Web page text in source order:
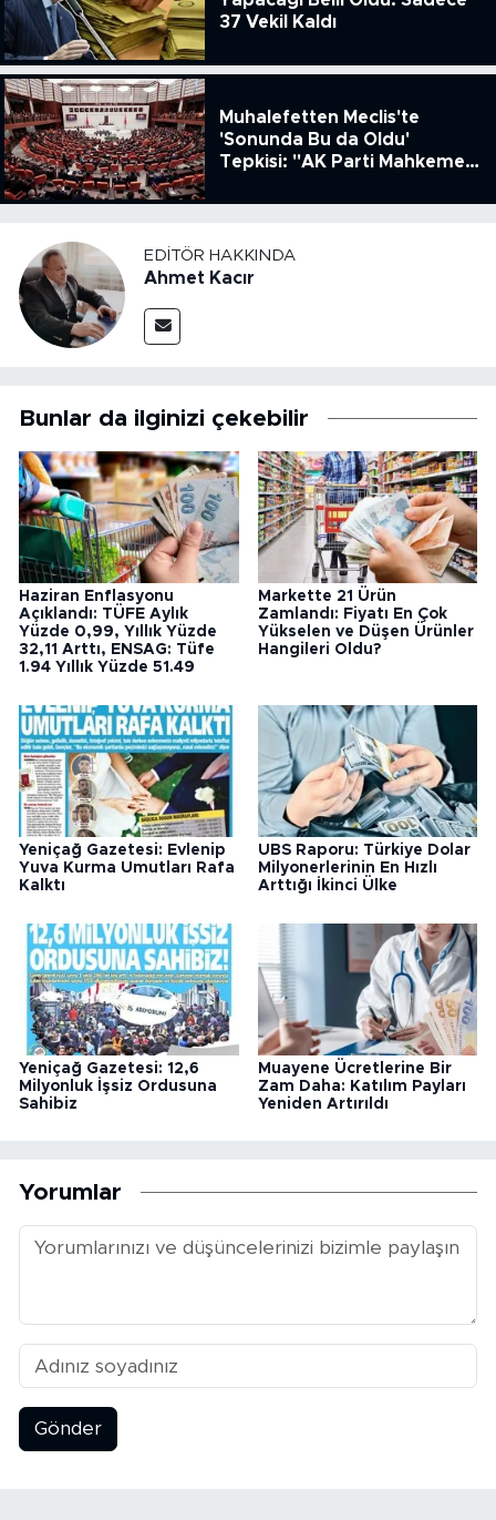
37 Vekil Kaldı
Muhalefetten Meclis'te
'Sonunda Bu da Oldu'
Tepkisi: "AK Parti Mahkeme
Kanun Çıkardı"
EDITÖR HAKKINDA
Ahmet Kacır
Bunlar da ilginizi çekebilir
Haziran Enflasyonu
Açıklandı: TÜFE Aylık
Yüzde 0,99, Yıllık Yüzde
32,11 Arttı, ENSAG: Tüfe
1.94 Yıllık Yüzde 51.49
Markette 21 Ürün
Zamlandı: Fiyatı En Çok
Yükselen ve Düşen Ürünler
Hangileri Oldu?
Yeniçağ Gazetesi: Evlenip
Yuva Kurma Umutları Rafa
Kalktı
UBS Raporu: Türkiye Dolar
Milyonerlerinin En Hızlı
Arttığı İkinci Ülke
Yeniçağ Gazetesi: 12,6
Milyonluk İşsiz Ordusuna
Sahibiz
Muayene Ücretlerine Bir
Zam Daha: Katılım Payları
Yeniden Artırıldı
Yorumlar
Gönder